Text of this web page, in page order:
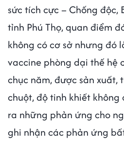
sức tích cực – Chống độc,
tỉnh Phú Thọ, quan điểm
không có cơ sở nhưng đó
vaccine phòng dại thế hệ
chục năm, được sản xuất,
chuột, độ tinh khiết không
ra những phản ứng cho
ghi nhận các phản ứng